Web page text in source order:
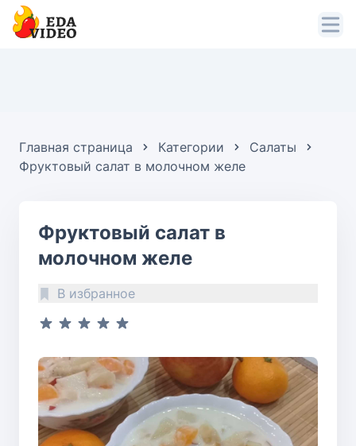
Главная страница Категории
Салаты
Фруктовый салат в молочном желе
Фруктовый салат в
молочном желе
В избранное